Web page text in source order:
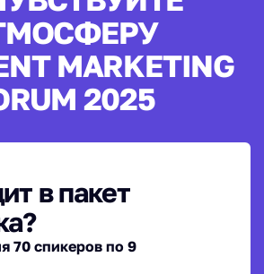
MARKETING
2025
в пакет
70 спикеров по 9